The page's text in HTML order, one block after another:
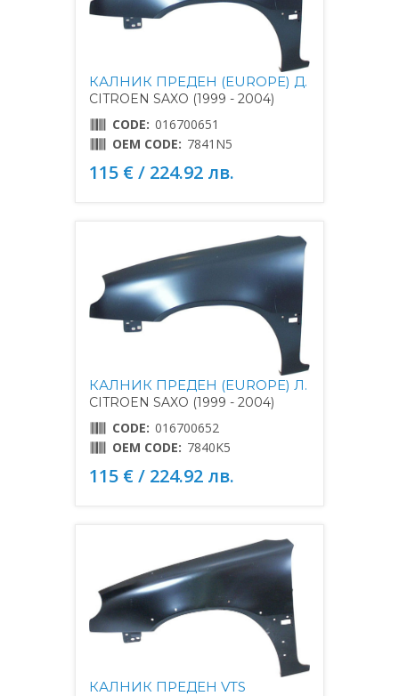
КАЛНИК ПРЕДЕН (EUROPE) Д.
CITROEN SAXO (1999 - 2004)
CODE: 016700651
OEM CODE: 7841N5
115 € / 224.92 лв.
КАЛНИК ПРЕДЕН (EUROPE) Л.
CITROEN SAXO (1999 - 2004)
CODE: 016700652
OEM CODE: 7840K5
115 € / 224.92 лв.
КАЛНИК ПРЕДЕН VTS